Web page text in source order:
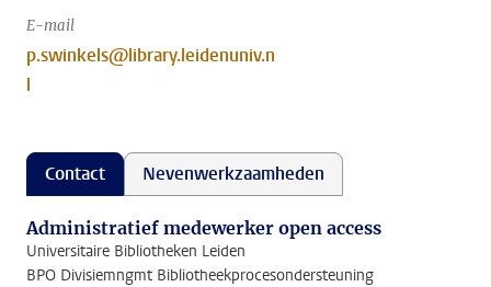
E-mail
p.swinkels@library.leidenuniv.n
l
Contact Nevenwerkzaamheden
Administratief medewerker open access
Universitaire Bibliotheken Leiden
BPO Divisiemngmt Bibliotheekprocesondersteuning